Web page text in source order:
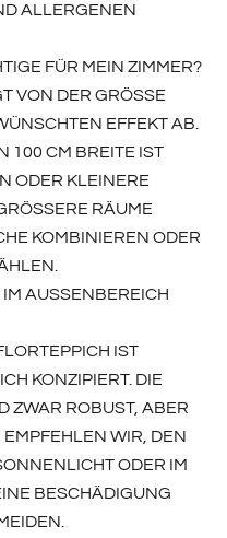
ALLERGENEN
FÜR MEIN ZIMMER?
DER GRÖSSE IH
EFFEKT AB. DE
CM BREITE IST IDE
KLEINERE BER
RÄUME KÖNN
ODER EINE
AUSSENBEREICH V
IST
KONZIPIERT. DIE
ZWAR ROBUST, ABER
WIR, DEN
ODER IM
BESCHÄDIGUNG